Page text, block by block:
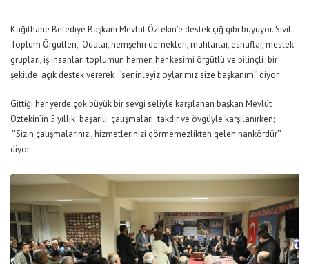
Kağıthane Belediye Başkanı Mevlüt Öztekin’e destek çığ gibi büyüyor. Sivil
Toplum Örgütleri, Odalar, hemşehri dernekleri, muhtarlar, esnaflar, meslek
grupları, iş insanları toplumun hemen her kesimi örgütlü ve bilinçli bir
şekilde açık destek vererek ‘’seninleyiz oylarımız size başkanım’’ diyor.
Gittiği her yerde çok büyük bir sevgi seliyle karşılanan başkan Mevlüt
Öztekin’in 5 yıllık başarılı çalışmaları takdir ve övgüyle karşılanırken;
‘’Sizin çalışmalarınızı, hizmetlerinizi görmemezlikten gelen nankördür’’
diyor.